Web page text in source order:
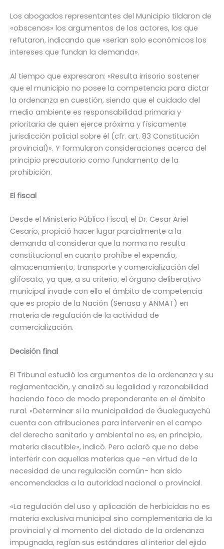
Los abogados representantes del Municipio tildaron de
«obscenos» los argumentos de los actores, los que
refutaron, indicando que «serían solo económicos los
intereses que fundan la demanda».
Al tiempo que expresaron: «Resulta irrisorio sostener
que el municipio no posee la competencia para dictar
la ordenanza en cuestión, siendo que el cuidado del
medio ambiente es responsabilidad primaria y
prioritaria de quien ejerce próxima y físicamente
jurisdicción policial sobre él (cfr. art. 83 Constitución
provincial)». Y formularon consideraciones acerca del
principio precautorio como fundamento de la
prohibición.
El fiscal
Desde el Ministerio Público Fiscal, el Dr. Cesar Ariel
Cesario, propició hacer lugar parcialmente a la
demanda al considerar que la norma no resulta
constitucional en cuanto prohíbe el expendio,
almacenamiento, transporte y comercialización del
glifosato, ya que, a su criterio, el órgano deliberativo
municipal invade con ello el ámbito de competencia
que es propio de la Nación (Senasa y ANMAT) en
materia de regulación de la actividad de
comercialización.
Decisión final
El Tribunal estudió los argumentos de la ordenanza y su
reglamentación, y analizó su legalidad y razonabilidad
haciendo foco de modo preponderante en el ámbito
rural. «Determinar si la municipalidad de Gualeguaychú
cuenta con atribuciones para intervenir en el campo
del derecho sanitario y ambiental no es, en principio,
materia discutible», indicó. Pero aclaró que no debe
interferir con aquellas materias que -en virtud de la
necesidad de una regulación común- han sido
encomendadas a la autoridad nacional o provincial.
«La regulación del uso y aplicación de herbicidas no es
materia exclusiva municipal sino complementaria de la
provincial y al momento del dictado de la ordenanza
impugnada, regían sus estándares al interior del ejido